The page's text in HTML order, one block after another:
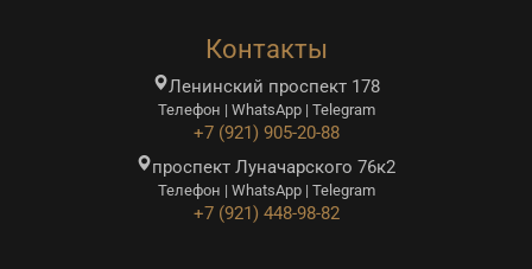
Контакты
Ленинский проспект 178
Телефон | WhatsApp | Telegram
+7 (921) 905-20-88
проспект Луначарского 76к2
Телефон | WhatsApp | Telegram
+7 (921) 448-98-82